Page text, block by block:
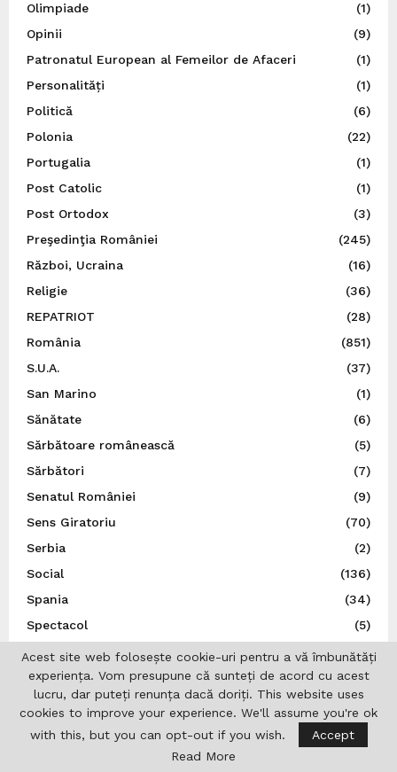
Olimpiade
(1)
Opinii
(9)
Patronatul European al Femeilor de Afaceri
(1)
Personalități
(1)
Politică
(6)
Polonia
(22)
Portugalia
(1)
Post Catolic
(1)
Post Ortodox
(3)
Preşedinţia României
(245)
Război, Ucraina
(16)
Religie
(36)
REPATRIOT
(28)
România
(851)
S.U.A.
(37)
San Marino
(1)
Sănătate
(6)
Sărbătoare românească
(5)
Sărbători
(7)
Senatul României
(9)
Sens Giratoriu
(70)
Serbia
(2)
Social
(136)
Spania
(34)
Spectacol
(5)
Sport
(22)
Statele Unite ale Americii
(21)
Știință
(5)
Suedia
Acest site web folosește cookie-uri pentru a vă îmbunătăți
experiența. Vom presupune că sunteți de acord cu acest
lucru, dar puteți renunța dacă doriți. This website uses
cookies to improve your experience. We'll assume you're ok
with this, but you can opt-out if you wish.
Accept
Read More